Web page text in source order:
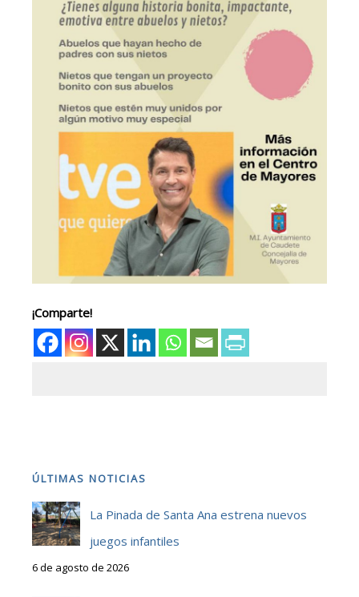
¡Comparte!
ÚLTIMAS NOTICIAS
La Pinada de Santa Ana estrena nuevos
juegos infantiles
6 de agosto de 2026